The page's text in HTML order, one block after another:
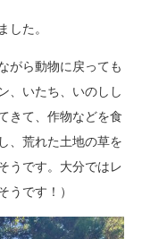
た。
がら動物に戻っても
、いたち、いのしし
きて、作物などを食
、荒れた土地の草を
うです。大分ではレ
です！）